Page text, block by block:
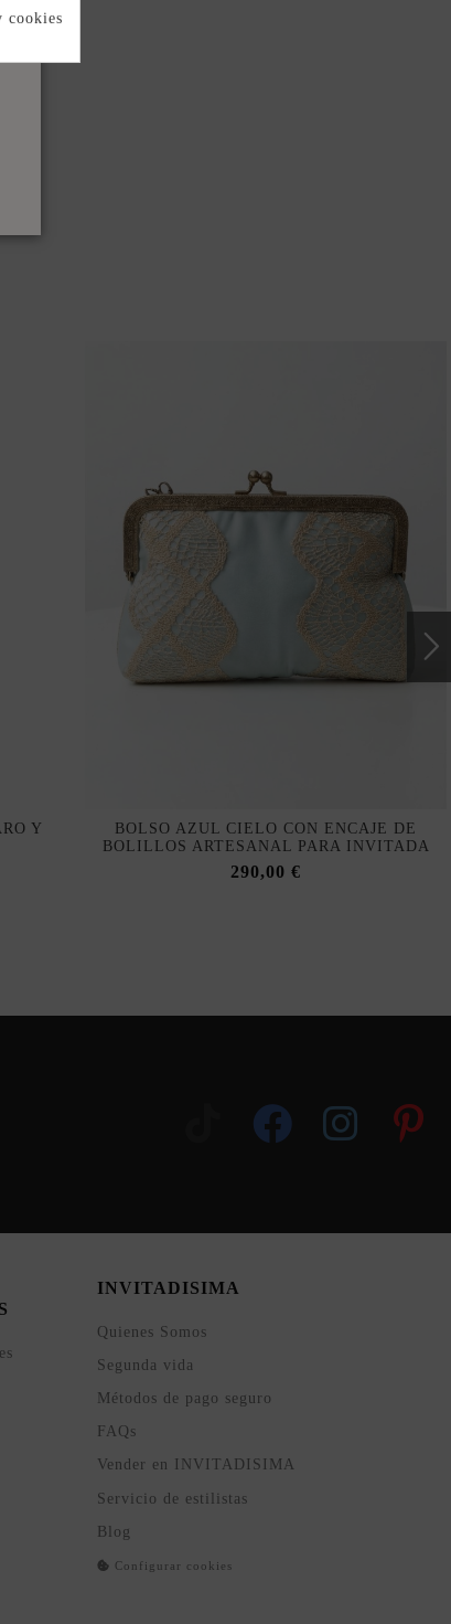
Y
BOLSO AZUL CIELO CON ENCAJE DE
BOLILLOS ARTESANAL PARA INVITADA
290,00 €
INVITADISIMA
Quienes Somos
Segunda vida
Métodos de pago seguro
FAQs
Vender en INVITADISIMA
Servicio de estilistas
Blog
Configurar cookies
cookies